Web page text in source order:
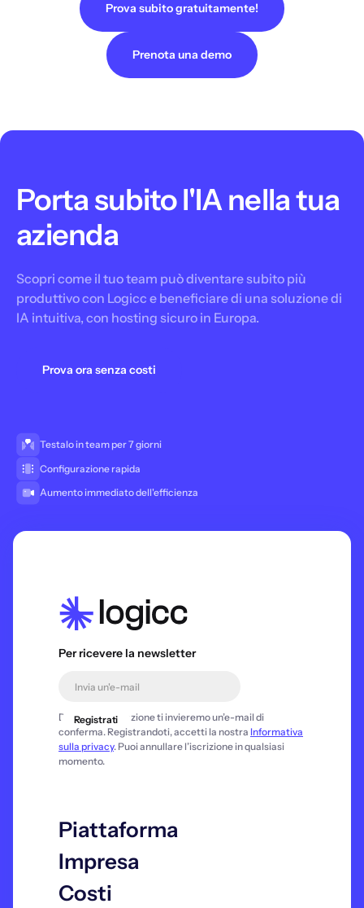
Prova subito gratuitamente!
Prenota una demo
Porta subito l'IA nella tua
azienda
Scopri come il tuo team può diventare subito più
produttivo con Logicc e beneficiare di una soluzione di
IA intuitiva, con hosting sicuro in Europa.
Prova ora senza costi
Testalo in team per 7 giorni
Configurazione rapida
Aumento immediato dell'efficienza
Per ricevere la newsletter
Dopo la registrazione ti invieremo un’e-mail di
conferma. Registrandoti, accetti la nostra Informativa
sulla privacy. Puoi annullare l’iscrizione in qualsiasi
momento.
Piattaforma
Impresa
Costi